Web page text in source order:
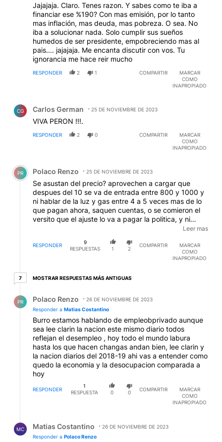
Jajajaja. Claro. Tenes razon. Y sabes como te iba a
financiar ese %190? Con mas emisión, por lo tanto
mas inflación, mas deuda, mas pobreza. O sea. No
iba a solucionar nada. Solo cumplir sus sueños
humedos de ser presidente, empobreciendo mas al
pais.... jajajaja. Me encanta discutir con vos. Tu
ignorancia me hace reir mucho
RESPONDER 2 1 COMPARTIR
MARCAR
COMO
INAPROPIADO
CG Carlos German 25 DE NOVIEMBRE DE 2023
VIVA PERON !!!.
RESPONDER 2 0 COMPARTIR
MARCAR
COMO
INAPROPIADO
Comentario de Polaco Renzo.
PR Polaco Renzo 25 DE NOVIEMBRE DE 2023
Se asustan del precio? aprovechen a cargar que
despues del 10 se va de entrada entre 800 y 1000 y
ni hablar de la luz y gas entre 4 a 5 veces mas de lo
que pagan ahora, saquen cuentas, o se comieron el
versito que el ajuste lo va a pagar la politica, y ni
hablemos donde se va los productos de la canasta
despues del ajuste, por supuesto los sueldos bien
gracias
Leer mas
RESPONDER
9
RESPUESTAS
1 2
COMPARTIR
MARCAR
COMO
INAPROPIADO
77 respuestas más antiguas
MOSTRAR RESPUESTAS MÁS ANTIGUAS
PR Polaco Renzo
26 DE NOVIEMBRE DE 2023
Responder a Matias Costantino
Burro estamos hablando de empleobprivado aunque
sea lee clarin la nacion este mismo diario todos
reflejan el desempleo , hoy todo el mundo labura
hasta los que hacen changas andan bien, lee clarin y
la nacion diarios del 2018-19 ahi vas a entender como
quedo la economia y la desocupacion comparada a
hoy
RESPONDER
1
RESPUESTA
0 0
COMPARTIR
MARCAR
COMO
INAPROPIADO
MC Matias Costantino
26 DE NOVIEMBRE DE 2023
Responder a Polaco Renzo